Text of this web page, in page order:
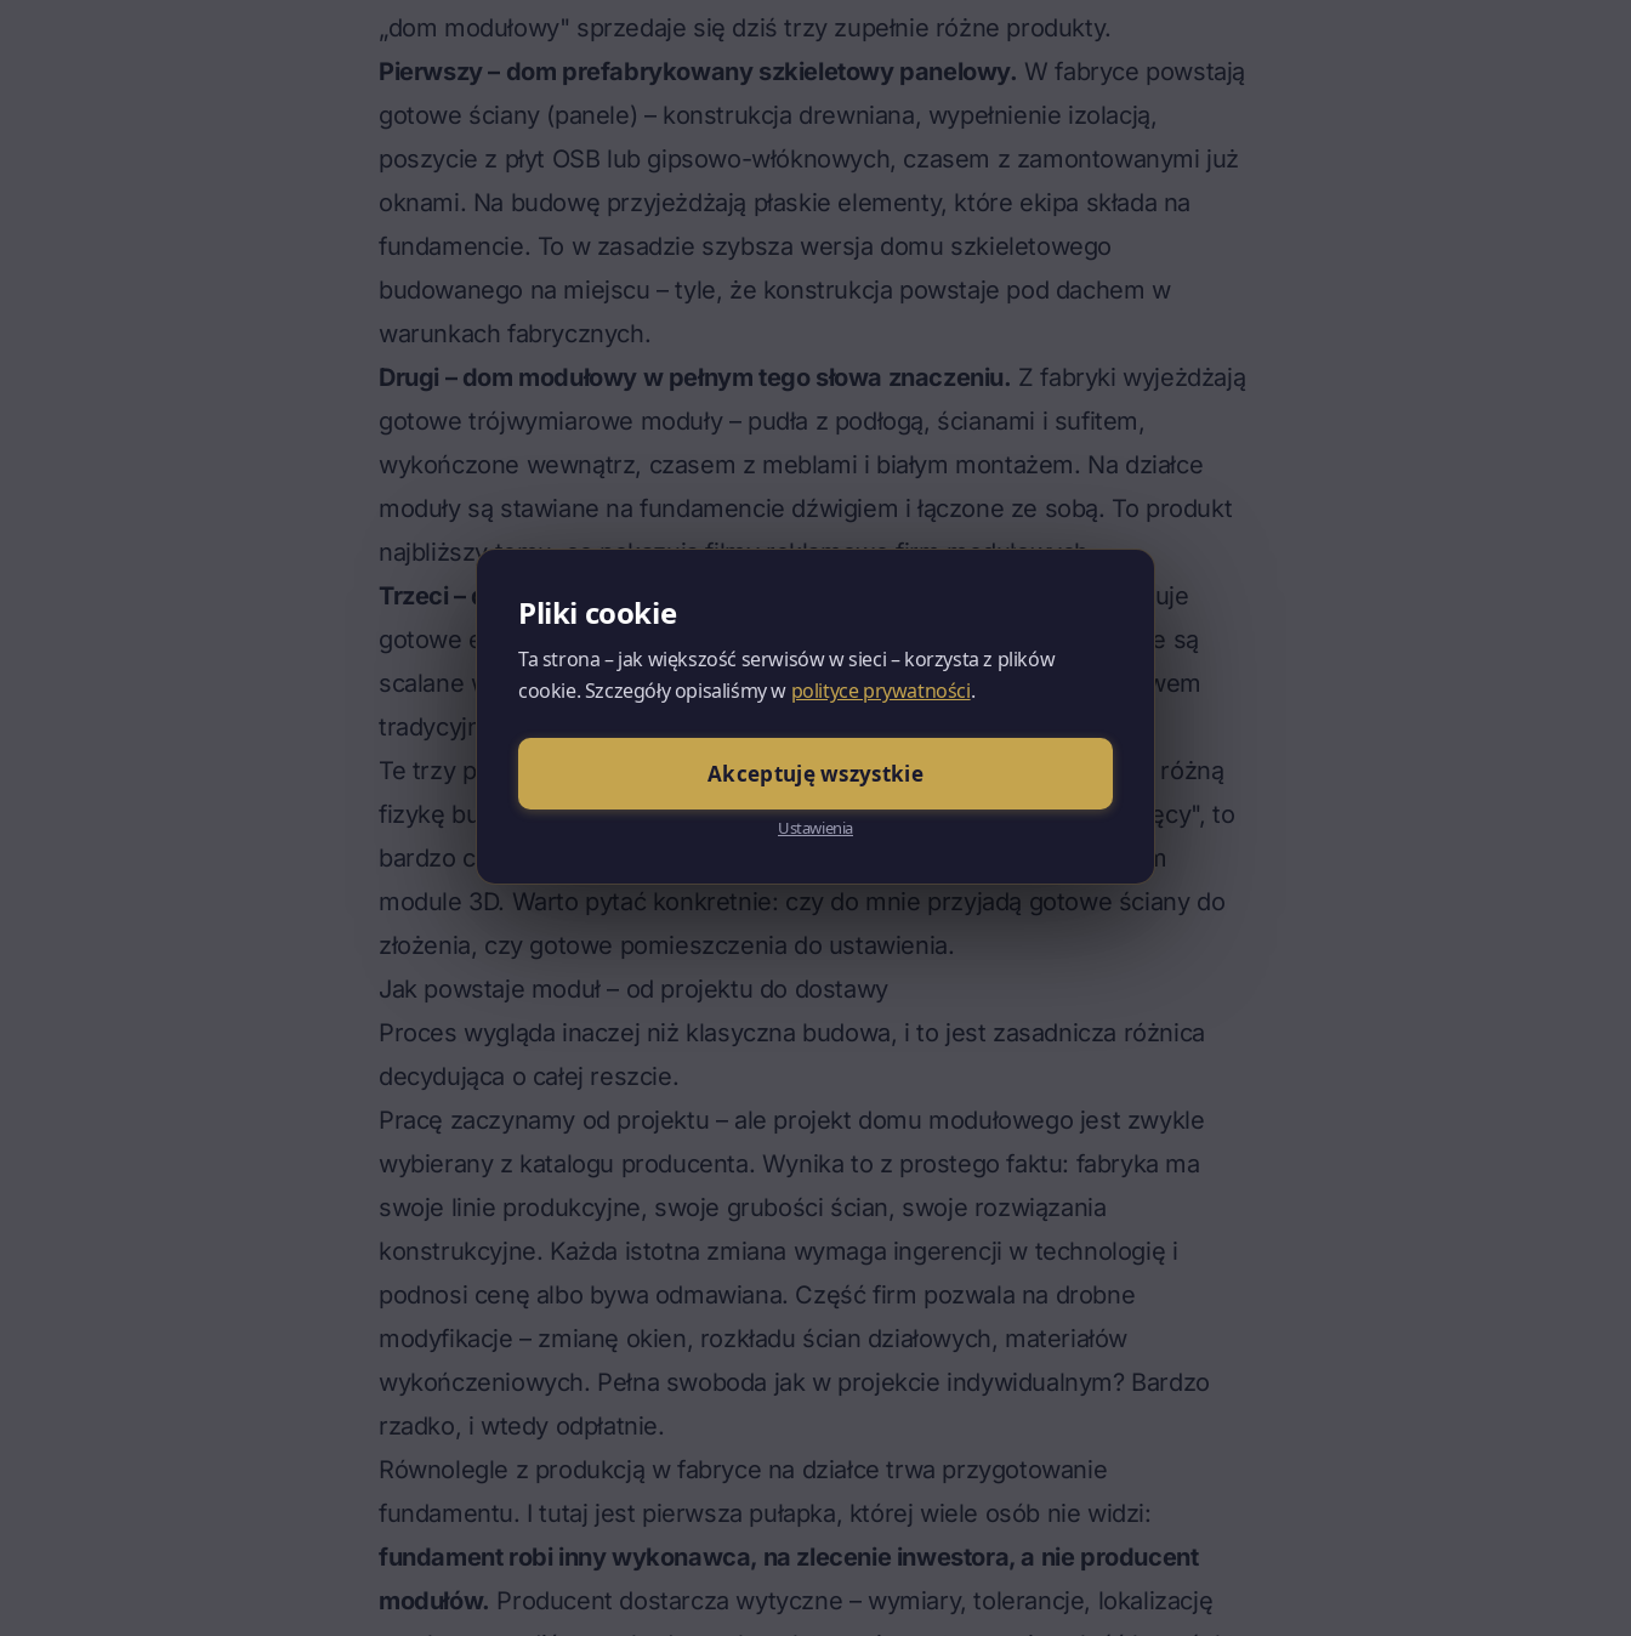
„dom modułowy" sprzedaje się dziś trzy zupełnie różne produkty.
Pierwszy – dom prefabrykowany szkieletowy panelowy. W fabryce powstają
gotowe ściany (panele) – konstrukcja drewniana, wypełnienie izolacją,
poszycie z płyt OSB lub gipsowo-włóknowych, czasem z zamontowanymi już
oknami. Na budowę przyjeżdżają płaskie elementy, które ekipa składa na
fundamencie. To w zasadzie szybsza wersja domu szkieletowego
budowanego na miejscu – tyle, że konstrukcja powstaje pod dachem w
warunkach fabrycznych.
Drugi – dom modułowy w pełnym tego słowa znaczeniu. Z fabryki wyjeżdżają
gotowe trójwymiarowe moduły – pudła z podłogą, ścianami i sufitem,
wykończone wewnątrz, czasem z meblami i białym montażem. Na działce
moduły są stawiane na fundamencie dźwigiem i łączone ze sobą. To produkt
najbliższy temu, co pokazują filmy reklamowe firm modułowych.
Trzeci – dom prefabrykowany w technologii ciężkiej.
Fabryka produkuje
gotowe elementy żelbetowe lub z keramzytobetonu, które na budowie są
scalane w konstrukcję. To pomost między prefabrykacją a budownictwem
tradycyjnym – masywne, ciężkie, wymagające ciężkiego dźwigu.
Te trzy podejścia mają różne ceny, różne ograniczenia transportowe i różną
fizykę budowlaną. Gdy ktoś mówi „kupuję dom modułowy za 300 tysięcy", to
bardzo często mówi o domu szkieletowym panelowym, a nie o pełnym
module 3D. Warto pytać konkretnie: czy do mnie przyjadą gotowe ściany do
złożenia, czy gotowe pomieszczenia do ustawienia.
Jak powstaje moduł – od projektu do dostawy
Proces wygląda inaczej niż klasyczna budowa, i to jest zasadnicza różnica
decydująca o całej reszcie.
Pracę zaczynamy od projektu – ale projekt domu modułowego jest zwykle
wybierany z katalogu producenta. Wynika to z prostego faktu: fabryka ma
swoje linie produkcyjne, swoje grubości ścian, swoje rozwiązania
konstrukcyjne. Każda istotna zmiana wymaga ingerencji w technologię i
podnosi cenę albo bywa odmawiana. Część firm pozwala na drobne
modyfikacje – zmianę okien, rozkładu ścian działowych, materiałów
wykończeniowych. Pełna swoboda jak w projekcie indywidualnym? Bardzo
rzadko, i wtedy odpłatnie.
Równolegle z produkcją w fabryce na działce trwa przygotowanie
fundamentu. I tutaj jest pierwsza pułapka, której wiele osób nie widzi:
fundament robi inny wykonawca, na zlecenie inwestora, a nie producent
modułów. Producent dostarcza wytyczne – wymiary, tolerancje, lokalizację
Pliki cookie
Ta strona – jak większość serwisów w sieci – korzysta z plików
cookie. Szczegóły opisaliśmy w polityce prywatności.
Akceptuję wszystkie
Ustawienia